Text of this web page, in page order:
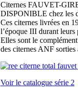
Citernes FAUVET-
DISPONIBLE chez les
Ces citernes livrées en
l’époque III durant leurs
Elles sont le
des citernes ANF sorties
Voir le catalogue série 2